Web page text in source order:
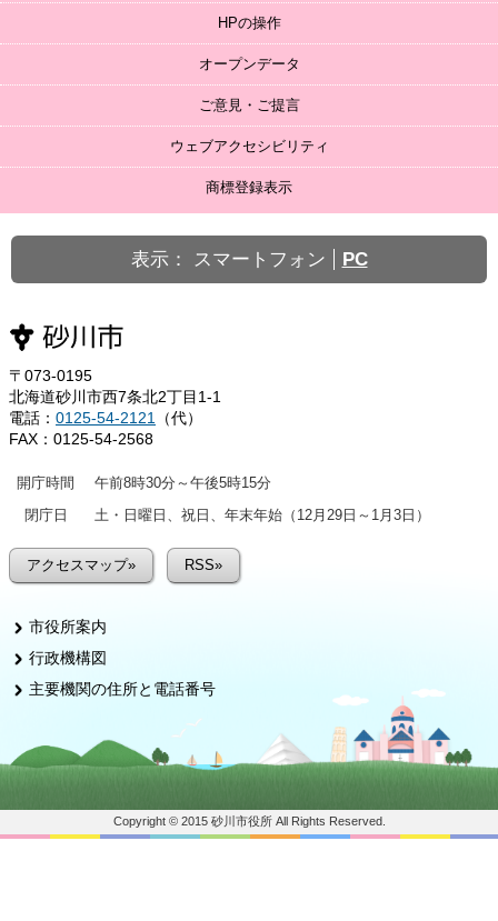
HPの操作
オープンデータ
ご意見・ご提言
ウェブアクセシビリティ
商標登録表示
表示： スマートフォン PC
〒073-0195
北海道砂川市西7条北2丁目1-1
電話： 0125-54-2121
（代）
FAX：0125-54-2568
開庁時間
午前8時30分～午後5時15分
閉庁日
土・日曜日、祝日、年末年始（12月29日～1月3日）
アクセスマップ» RSS»
市役所案内
行政機構図
主要機関の住所と電話番号
Copyright © 2015 砂川市役所 All Rights Reserved.